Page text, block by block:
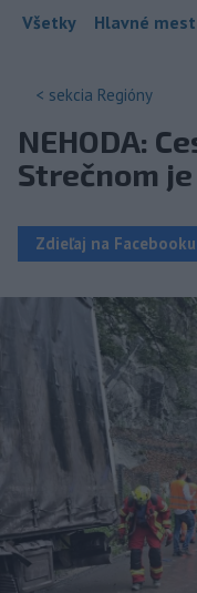
Všetky Hlavné
< sekcia Regióny
NEHODA:
Strečnom
Zdieľaj na Facebooku